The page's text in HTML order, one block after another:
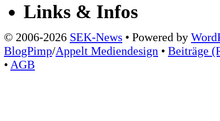
Links & Infos
© 2006-2026 SEK-News • Powered by
BlogPimp/Appelt Mediendesign • Beiträge
• AGB